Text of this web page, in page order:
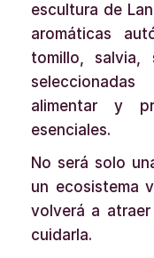
escultura de
aromáticas
tomillo, salvia,
alimentar y
esenciales.
No será solo
un ecosistema
volverá a
cuidarla.